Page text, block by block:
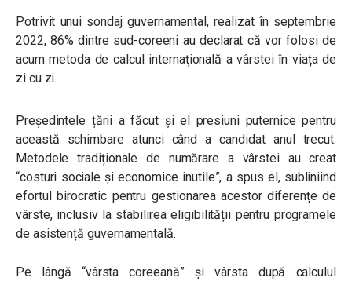
Potrivit unui sondaj guvernamental, realizat în septembrie
2022, 86% dintre sud-coreeni au declarat că vor folosi de
acum metoda de calcul internaţională a vârstei în viața de
zi cu zi.
Președintele țării a făcut și el presiuni puternice pentru
această schimbare atunci când a candidat anul trecut.
Metodele tradiționale de numărare a vârstei au creat
“costuri sociale și economice inutile”, a spus el, subliniind
efortul birocratic pentru gestionarea acestor diferențe de
vârste, inclusiv la stabilirea eligibilității pentru programele
de asistență guvernamentală.
Pe lângă “vârsta coreeană” și vârsta după calculul